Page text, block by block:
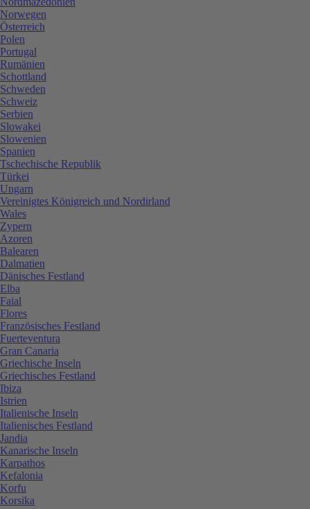
Norwegen
Österreich
Polen
Portugal
Rumänien
Schottland
Schweden
Schweiz
Serbien
Slowakei
Slowenien
Spanien
Tschechische Republik
Türkei
Ungarn
Vereinigtes Königreich und Nordirland
Wales
Zypern
Azoren
Balearen
Dalmatien
Dänisches Festland
Elba
Faial
Flores
Französisches Festland
Fuerteventura
Gran Canaria
Griechische Inseln
Griechisches Festland
Ibiza
Istrien
Italienische Inseln
Italienisches Festland
Jandia
Kanarische Inseln
Karpathos
Kefalonia
Korfu
Korsika